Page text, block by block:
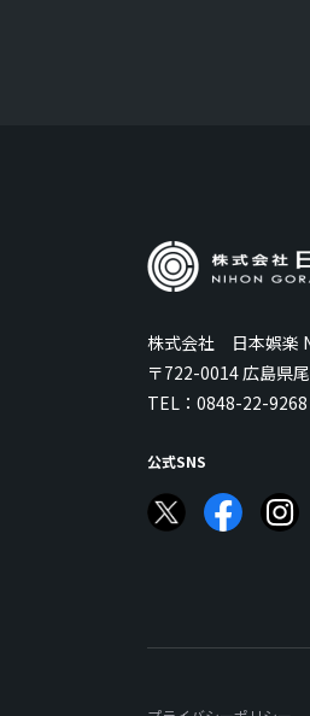
株式会社 日本娯楽
〒722-0014 広島県
TEL： 0848-22-9268
公式SNS